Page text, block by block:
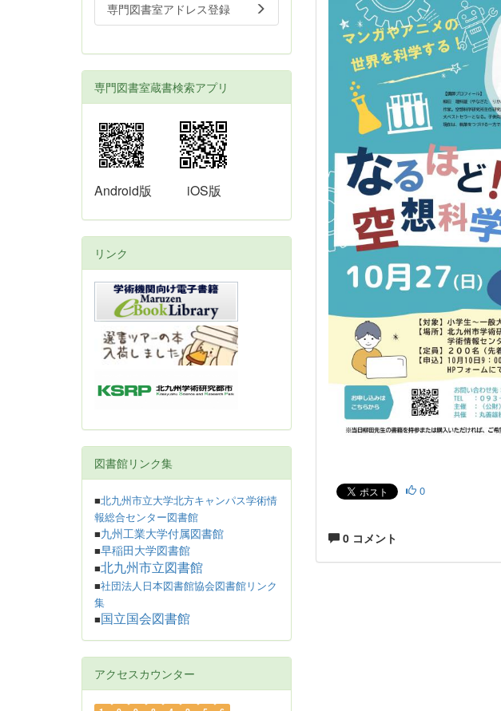
0
0 コメント
専門図書室アドレス登録
専門図書室蔵書検索アプリ
Android版 iOS版
リンク
図書館リンク集
■北九州市立大学北方キャンパス学術情
報総合センター図書館
■九州工業大学付属図書館
■早稲田大学図書館
■北九州市立図書館
■社団法人日本図書館協会図書館リンク
集
■ 国立国会図書館
アクセスカウンター